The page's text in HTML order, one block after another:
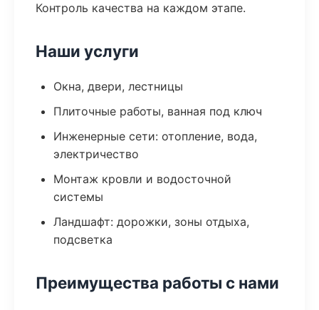
Контроль качества на каждом этапе.
Наши услуги
Окна, двери, лестницы
Плиточные работы, ванная под ключ
Инженерные сети: отопление, вода,
электричество
Монтаж кровли и водосточной
системы
Ландшафт: дорожки, зоны отдыха,
подсветка
Преимущества работы с нами